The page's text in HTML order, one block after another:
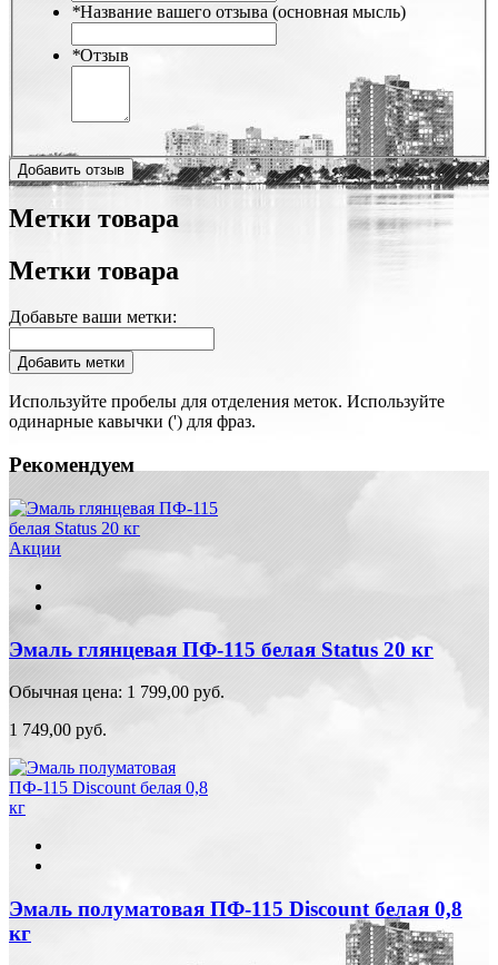
*Название вашего отзыва (основная мысль)
*Отзыв
Добавить отзыв
Метки товара
Метки товара
Добавьте ваши метки:
Добавить метки
Используйте пробелы для отделения меток. Используйте
одинарные кавычки (') для фраз.
Рекомендуем
Акции
Эмаль глянцевая ПФ-115 белая Status 20 кг
Обычная цена: 1 799,00 руб.
1 749,00 руб.
Эмаль полуматовая ПФ-115 Discount белая 0,8
кг